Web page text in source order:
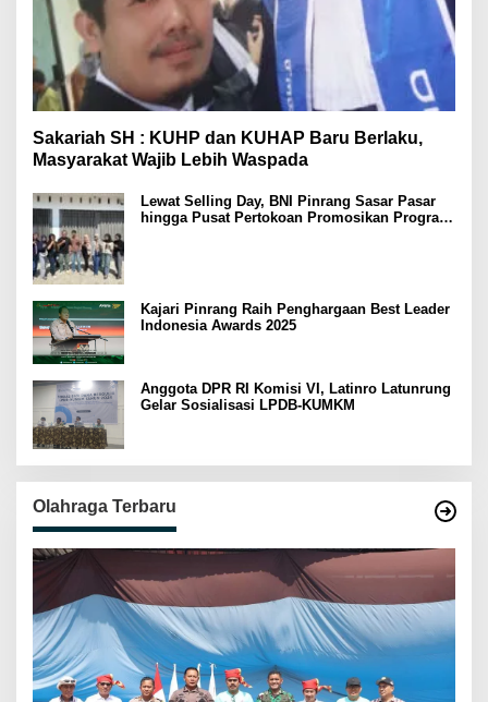
Sakariah SH : KUHP dan KUHAP Baru Berlaku,
Masyarakat Wajib Lebih Waspada
Lewat Selling Day, BNI Pinrang Sasar Pasar
hingga Pusat Pertokoan Promosikan Program
Kajari Pinrang Raih Penghargaan Best Leader
Indonesia Awards 2025
Anggota DPR RI Komisi VI, Latinro Latunrung
Gelar Sosialisasi LPDB-KUMKM
Olahraga Terbaru